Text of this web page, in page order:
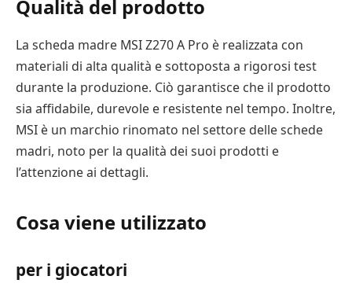
Qualità del prodotto
La scheda madre MSI Z270 A Pro è realizzata con
materiali di alta qualità e sottoposta a rigorosi test
durante la produzione. Ciò garantisce che il prodotto
sia affidabile, durevole e resistente nel tempo. Inoltre,
MSI è un marchio rinomato nel settore delle schede
madri, noto per la qualità dei suoi prodotti e
l’attenzione ai dettagli.
Cosa viene utilizzato
per i giocatori